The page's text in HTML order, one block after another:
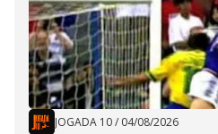
JOGADA 10/ 04/08/2026